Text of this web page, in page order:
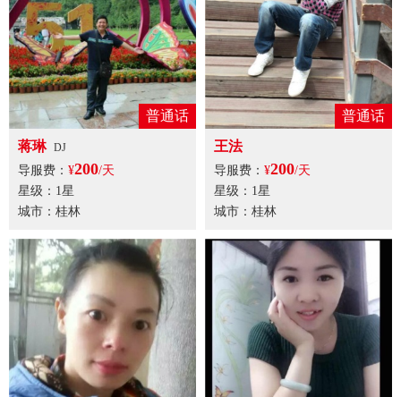
普通话
蒋琳 DJ
导服费： ¥200/天
星级：1星
城市：桂林
普通话
王法
导服费： ¥200/天
星级：1星
城市：桂林